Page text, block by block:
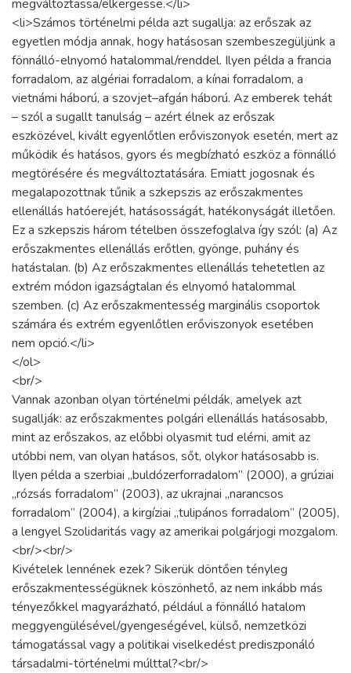
megváltoztassa/elkergesse.</li>
<li>Számos történelmi példa azt sugallja: az erőszak az
egyetlen módja annak, hogy hatásosan szembeszegüljünk a
fönnálló-elnyomó hatalommal/renddel. Ilyen példa a francia
forradalom, az algériai forradalom, a kínai forradalom, a
vietnámi háború, a szovjet–afgán háború. Az emberek tehát
– szól a sugallt tanulság – azért élnek az erőszak
eszközével, kivált egyenlőtlen erőviszonyok esetén, mert az
működik és hatásos, gyors és megbízható eszköz a fönnálló
megtörésére és megváltoztatására. Emiatt jogosnak és
megalapozottnak tűnik a szkepszis az erőszakmentes
ellenállás hatóerejét, hatásosságát, hatékonyságát illetően.
Ez a szkepszis három tételben összefoglalva így szól: (a) Az
erőszakmentes ellenállás erőtlen, gyönge, puhány és
hatástalan. (b) Az erőszakmentes ellenállás tehetetlen az
extrém módon igazságtalan és elnyomó hatalommal
szemben. (c) Az erőszakmentesség marginális csoportok
számára és extrém egyenlőtlen erőviszonyok esetében
nem opció.</li>
</ol>
<br/>
Vannak azonban olyan történelmi példák, amelyek azt
sugallják: az erőszakmentes polgári ellenállás hatásosabb,
mint az erőszakos, az előbbi olyasmit tud elérni, amit az
utóbbi nem, van olyan hatásos, sőt, olykor hatásosabb is.
Ilyen példa a szerbiai „buldózerforradalom” (2000), a grúziai
„rózsás forradalom” (2003), az ukrajnai „narancsos
forradalom” (2004), a kirgíziai „tulipános forradalom” (2005),
a lengyel Szolidaritás vagy az amerikai polgárjogi mozgalom.
<br/><br/>
Kivételek lennének ezek? Sikerük döntően tényleg
erőszakmentességüknek köszönhető, az nem inkább más
tényezőkkel magyarázható, például a fönnálló hatalom
meggyengülésével/gyengeségével, külső, nemzetközi
támogatással vagy a politikai viselkedést prediszponáló
társadalmi-történelmi múlttal?<br/>